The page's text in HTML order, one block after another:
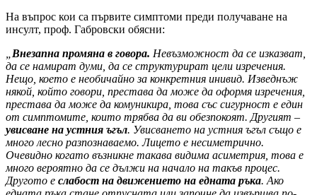
На въпрос кои са първите симптоми преди получаване на
инсулт, проф. Габровски обясни:
Внезапна промяна в говора. Невъзможност да се изказват,
да се намират думи, да се структурират цели изречения.
Нещо, което е необичайно за конкретния инивид. Изведнъж
някой, който говори, престава да може да оформя изречения,
престава да може да комуникира, това със сигурност е един
от симптомите, които трябва да ви обезпокоят. Другият –
увисване на устния ъгъл. Увисването на устния ъгъл също е
много лесно разпознаваемо. Лицето е несиметрично.
Очевидно когато възникне такава видима асиметрия, това е
много вероятно да се дължи на начало на такъв процес.
Другото е слабост на движението на едната ръка. Ако